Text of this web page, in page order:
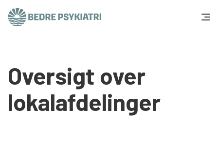
Tal og fakta
Om os
Oversigt over
lokalafdelinger